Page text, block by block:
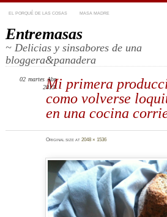
EL PORQUÉ DE LAS COSAS MASA MADRE
Entremasas
~ Delicias y sinsabores de una
bloggera&panadera
Mi primera
como volverse
en una cocina
02 martes Abr
2013
Original size at 2048 × 1536